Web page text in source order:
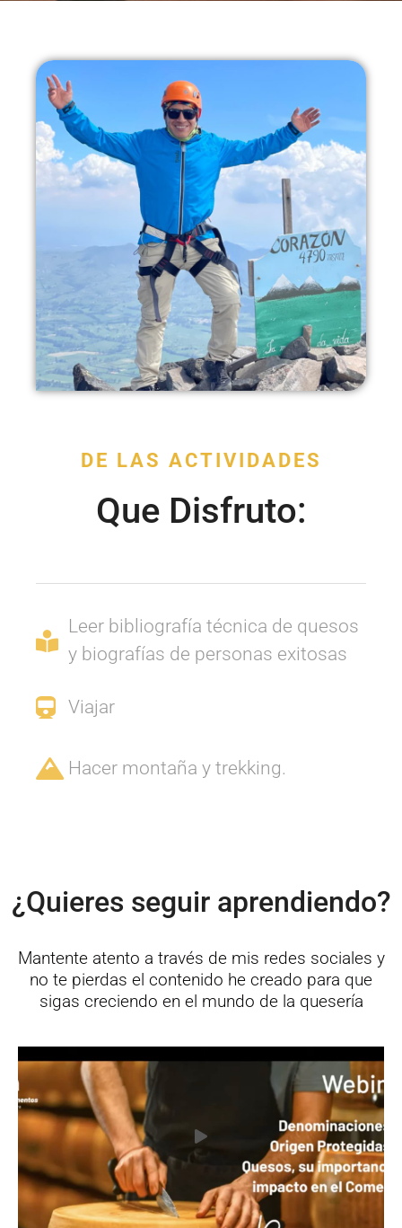
DE LAS ACTIVIDADES
Que Disfruto:
Leer bibliografía técnica de quesos
y biografías de personas exitosas
Viajar
Hacer montaña y trekking.
¿Quieres seguir aprendiendo?
Mantente atento a través de mis redes sociales y
no te pierdas el contenido he creado para que
sigas creciendo en el mundo de la quesería